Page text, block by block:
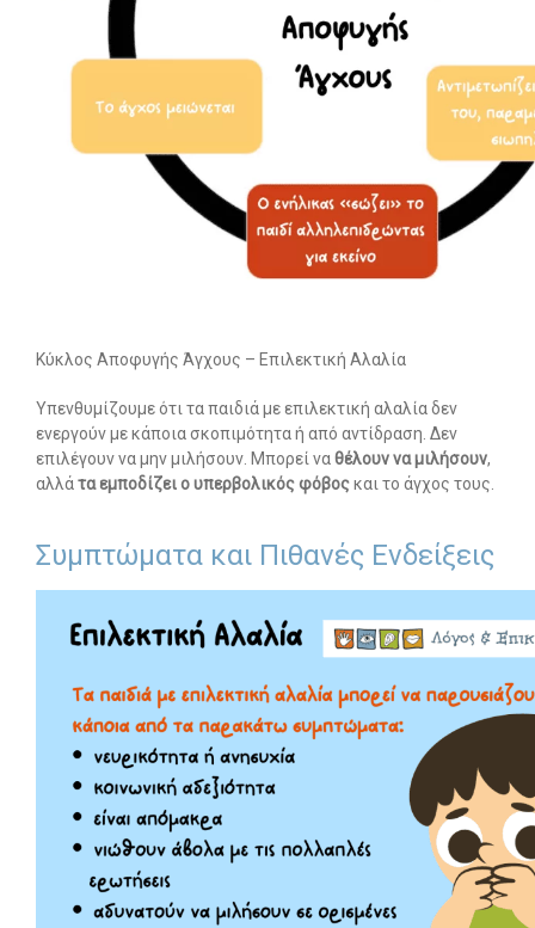
-- Ebooks
-- Τεστ Ανίχνευσης
Επικοινωνία
Κύκλος Αποφυγής Άγχους – Επιλεκτική Αλαλία
Υπενθυμίζουμε ότι τα παιδιά με επιλεκτική αλαλία δεν
ενεργούν με κάποια σκοπιμότητα ή από αντίδραση. Δεν
επιλέγουν να μην μιλήσουν. Μπορεί ναθέλουν να μιλήσουν,
αλλάτα εμποδίζει ο υπερβολικός φόβοςκαι το άγχος τους.
Συμπτώματα και Πιθανές Ενδείξεις